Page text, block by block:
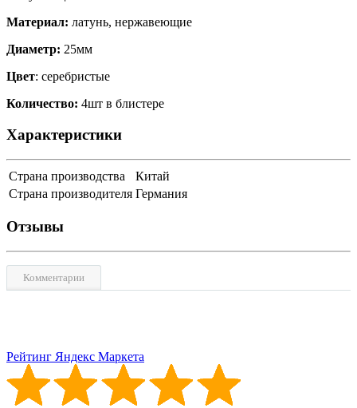
Материал: латунь, нержавеющие
Диаметр: 25мм
Цвет: серебристые
Количество: 4шт в блистере
Характеристики
Страна производства
Китай
Страна производителя Германия
Отзывы
Комментарии
Рейтинг Яндекс Маркета